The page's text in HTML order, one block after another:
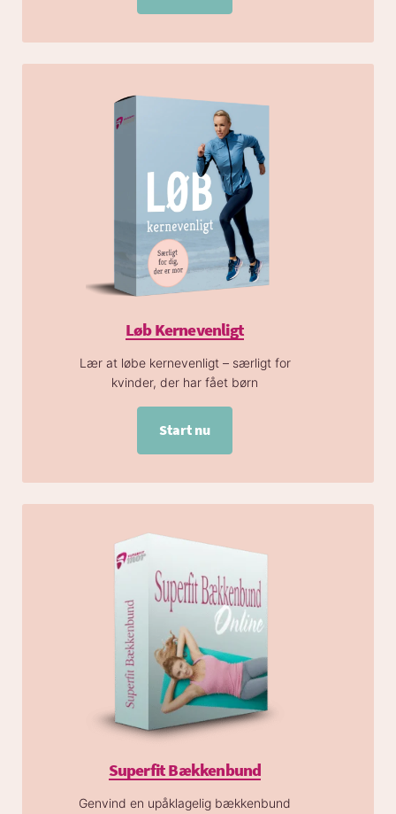
Løb Kernevenligt
Lær at løbe kernevenligt – særligt for
kvinder, der har fået børn
Start nu
Superfit Bækkenbund
Genvind en upåklagelig bækkenbund